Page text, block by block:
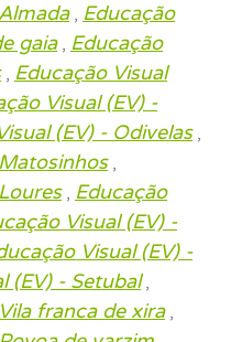
, Educação
gaia, Educação
, Educação Visual
Visual (EV) -
(EV) - Odivelas,
,
, Educação
Visual (EV) -
Visual (EV) -
(EV) - Setubal,
franca de xira,